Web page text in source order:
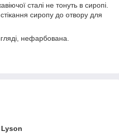
сталі не тонуть в сиропі.
сиропу до отвору для
нефарбована.
Lyson